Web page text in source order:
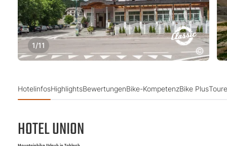
1/11
HotelinfosHighlightsBewertungenBike-KompetenzBike Plus
HOTEL UNION